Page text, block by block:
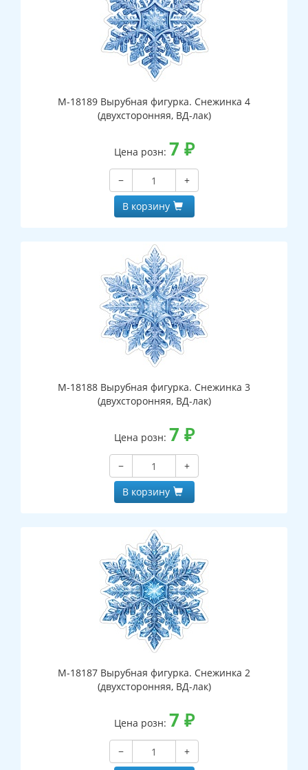
М-18189 Вырубная фигурка. Снежинка 4
(двухсторонняя, ВД-лак)
Цена розн: 7 ₽
−
+
В корзину
М-18188 Вырубная фигурка. Снежинка 3
(двухсторонняя, ВД-лак)
Цена розн: 7 ₽
−
+
В корзину
М-18187 Вырубная фигурка. Снежинка 2
(двухсторонняя, ВД-лак)
Цена розн: 7 ₽
−
+